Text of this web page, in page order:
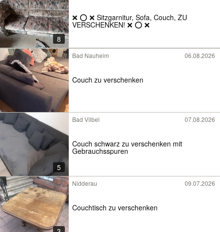
8
❌ ⭕ ❌ Sitzgarnitur, Sofa, Couch, ZU
VERSCHENKEN! ❌ ⭕ ❌
Bad Nauheim 06.08.2026
Couch zu verschenken
5
Bad Vilbel 07.08.2026
Couch schwarz zu verschenken mit
Gebrauchsspuren
Nidderau 09.07.2026
Couchtisch zu verschenken